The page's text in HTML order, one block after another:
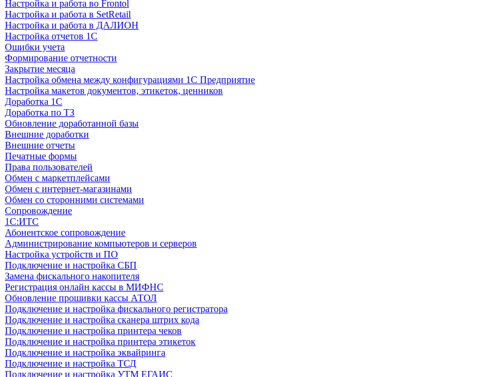
Настройка и работа во Frontol
Настройка и работа в SetRetail
Настройка и работа в ДАЛИОН
Настройка отчетов 1С
Ошибки учета
Формирование отчетности
Закрытие месяца
Настройка обмена между конфигурациями 1С Предприятие
Настройка макетов документов, этикеток, ценников
Доработка 1С
Доработка по ТЗ
Обновление доработанной базы
Внешние доработки
Внешние отчеты
Печатные формы
Права пользователей
Обмен с маркетплейсами
Обмен с интернет-магазинами
Обмен со сторонними системами
Сопровождение
1C:ИТС
Абонентское сопровождение
Администрирование компьютеров и серверов
Настройка устройств и ПО
Подключение и настройка СБП
Замена фискального накопителя
Регистрация онлайн кассы в МИФНС
Обновление прошивки кассы АТОЛ
Подключение и настройка фискального регистратора
Подключение и настройка сканера штрих кода
Подключение и настройка принтера чеков
Подключение и настройка принтера этикеток
Подключение и настройка эквайринга
Подключение и настройка ТСД
Подключение и настройка УТМ ЕГАИС